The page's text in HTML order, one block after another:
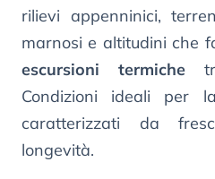
rilievi appenninici,
marnosi e altitudini che
escursioni termiche
Condizioni ideali per
caratterizzati da
longevità.